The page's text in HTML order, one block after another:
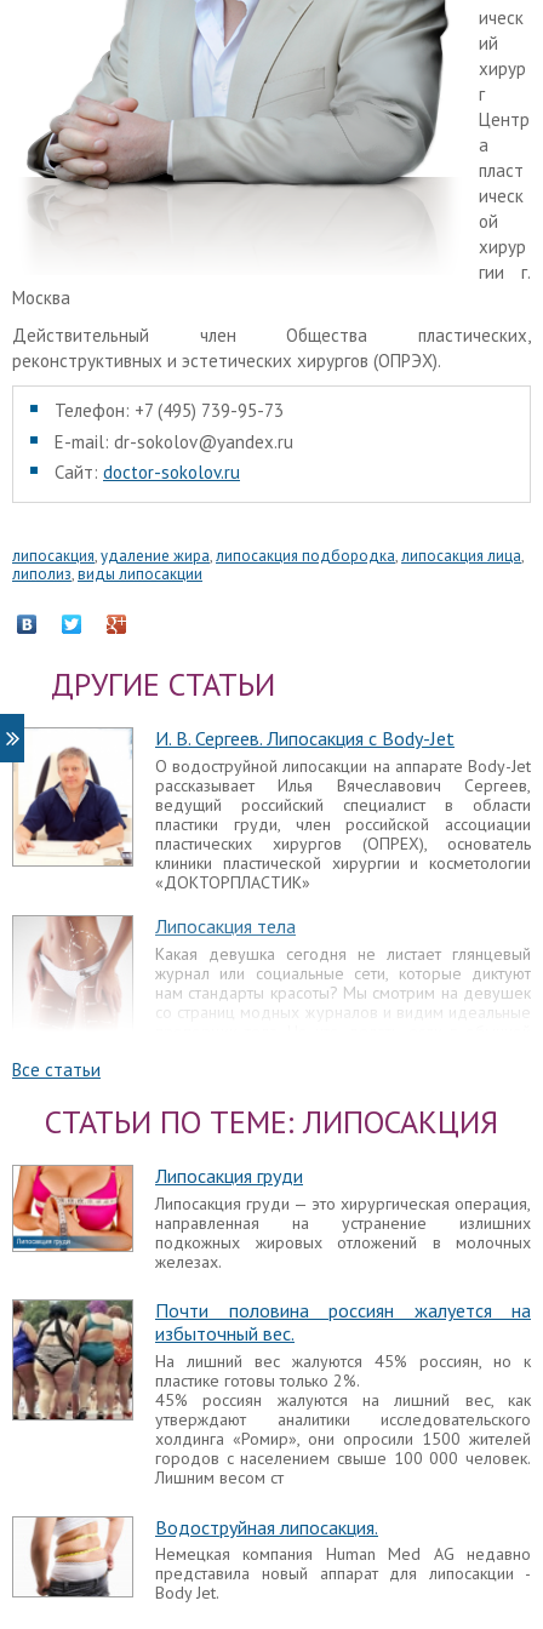
ическ
ий
хирур
г
Центр
а
пласт
ическ
ой
хирур
гии г.
Москва
Действительный член Общества пластических,
реконструктивных и эстетических хирургов (ОПРЭХ).
Телефон: +7 (495) 739-95-73
E-mail: dr-sokolov@yandex.ru
Сайт: doctor-sokolov.ru
липосакция,удаление жира,липосакция подбородка,липосакция лица,
липолиз,виды липосакции
ДРУГИЕ СТАТЬИ
И. В. Сергеев. Липосакция с Body-Jet
О водоструйной липосакции на аппарате Body-Jet
рассказывает Илья Вячеславович Сергеев,
ведущий российский специалист в области
пластики груди, член российской ассоциации
пластических хирургов (ОПРЕХ), основатель
клиники пластической хирургии и косметологии
«ДОКТОРПЛАСТИК»
Липосакция тела
Какая девушка сегодня не листает глянцевый
журнал или социальные сети, которые диктуют
нам стандарты красоты? Мы смотрим на девушек
со страниц модных журналов и видим идеальные
Радиочастотная, или, говоря иначе,
радиоволновая липосакция, является
один раз убрать значительный объем подкожно-
жировой клетчатки, а также избавиться от кожных
растяжек и проявлений целлюлита.
Липосакция груди
направленная на устранение излишних
подкожных жировых отложений в молочных
железах.
Последствия липосакции
Липосакция является одной из наиболее
популярных пластических операций благодаря
тому, что она достаточно безопасна и
малотравматична. Однако она может приводить к
нежелательным побочным проявлениям.
Реабилитация после липосакции
Липосакция является одним из наиболее
востребованных видов пластических процедур,
Все статьи
СТАТЬИ ПО ТЕМЕ: ЛИПОСАКЦИЯ
Липосакция груди
Липосакция груди — это хирургическая операция,
направленная на устранение излишних
подкожных жировых отложений в молочных
железах.
Почти половина россиян жалуется на
избыточный вес.
На лишний вес жалуются 45% россиян, но к
пластике готовы только 2%.
45% россиян жалуются на лишний вес, как
утверждают аналитики исследовательского
холдинга «Ромир», они опросили 1500 жителей
городов с населением свыше 100 000 человек.
Лишним весом ст
Водоструйная липосакция.
Немецкая компания Human Med AG недавно
представила новый аппарат для липосакции -
Body Jet.